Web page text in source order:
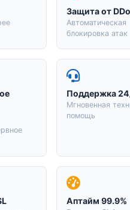
Защита от
Автоматическая
блокировка атак
Поддержка
Мгновенная
помощь
Аптайм 99.9%